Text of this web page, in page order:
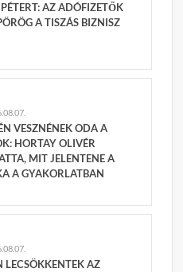
AZ ADÓFIZETŐK
A TISZÁS BIZNISZ
VESZNÉNEK ODA A
HORTAY OLIVÉR
MIT JELENTENE A
A GYAKORLATBAN
LECSÖKKENTEK AZ